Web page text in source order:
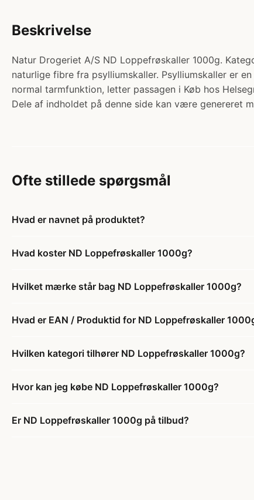
Beskrivelse
Natur Drogeriet A/S ND Loppefrøskaller 1000g.
naturlige fibre fra psylliumskaller. Psylliumskaller er
normal tarmfunktion, letter passagen i Køb hos
Dele af indholdet på denne side kan være genereret
Ofte stillede spørgsmål
Hvad er navnet på produktet?
Hvad koster ND Loppefrøskaller 1000g?
Hvilket mærke står bag ND Loppefrøskaller 1000g?
Hvad er EAN / Produktid for ND Loppefrøskaller
Hvilken kategori tilhører ND Loppefrøskaller 1000g?
Hvor kan jeg købe ND Loppefrøskaller 1000g?
Er ND Loppefrøskaller 1000g på tilbud?